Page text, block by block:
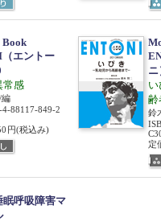
エントー
常感
4-88117-849-2
円(税込み)
ニ
鈴
定
眠呼吸障害マ